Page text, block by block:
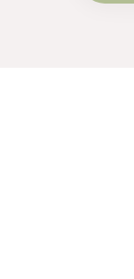
き、
様に
思っ
作品